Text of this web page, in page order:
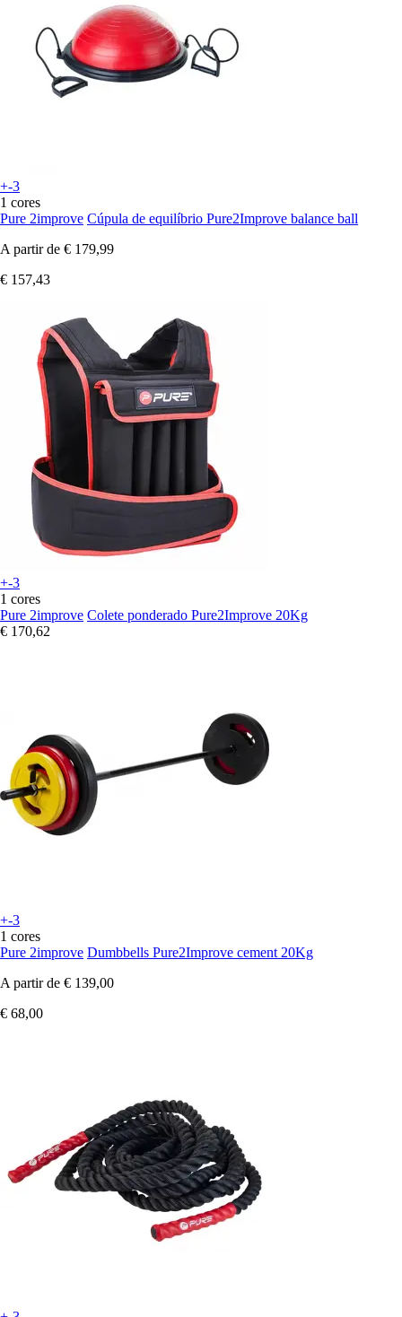
+-3
1 cores
Pure 2improve Cúpula de equilíbrio Pure2Improve balance ball
A partir de € 179,99
€ 157,43
+-3
1 cores
Pure 2improve Colete ponderado Pure2Improve 20Kg
€ 170,62
+-3
1 cores
Pure 2improve Dumbbells Pure2Improve cement 20Kg
A partir de € 139,00
€ 68,00